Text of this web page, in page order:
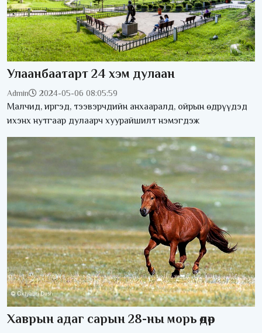
Улаанбаатарт 24 хэм дулаан
Admin 2024-05-06 08:05:59
Малчид, иргэд, тээвэрчдийн анхааралд, ойрын өдрүүдэд
ихэнх нутгаар дулаарч хуурайшилт нэмэгдэж
Хаврын адаг сарын 28-ны морь өдөр